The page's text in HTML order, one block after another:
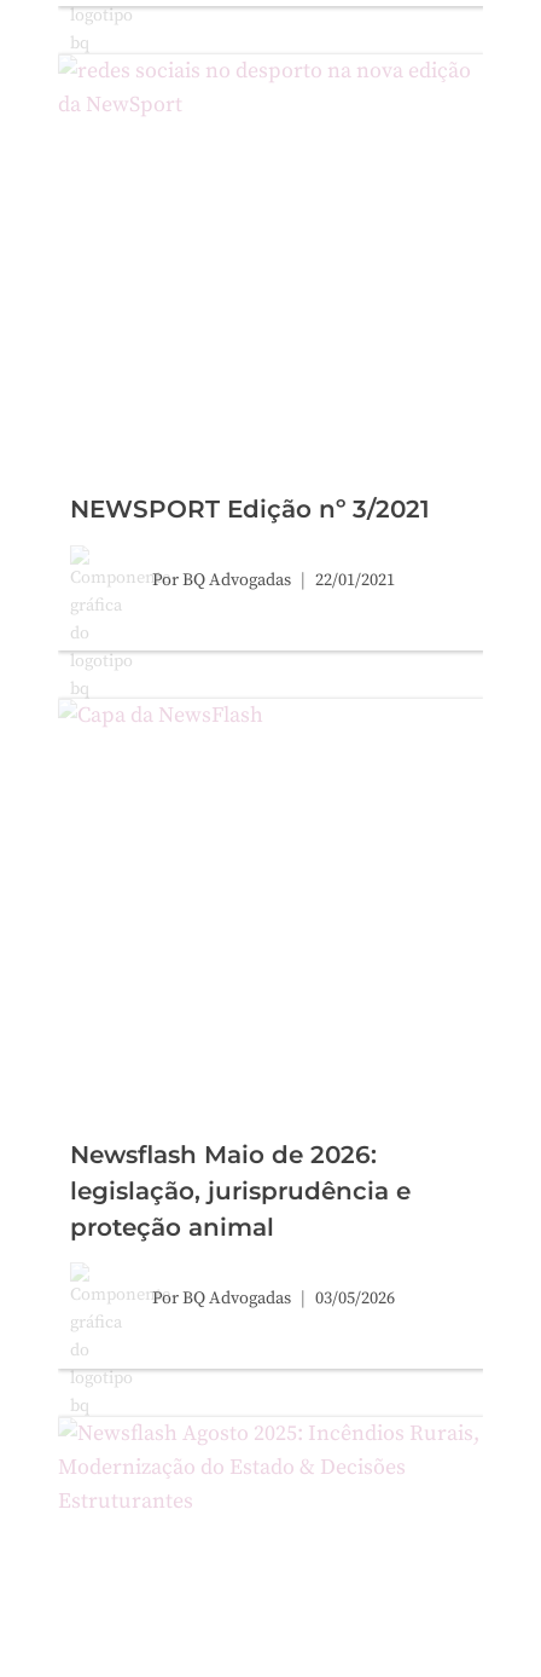
NEWSPORT Edição nº 3/2021
PorBQ Advogadas 22/01/2021
Newsflash Maio de 2026:
legislação, jurisprudência e
proteção animal
PorBQ Advogadas 03/05/2026